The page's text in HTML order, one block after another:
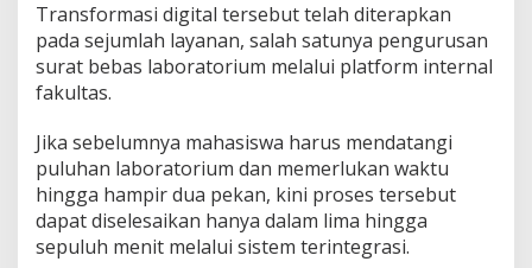
Transformasi digital tersebut telah diterapkan
pada sejumlah layanan, salah satunya pengurusan
surat bebas laboratorium melalui platform internal
fakultas.
Jika sebelumnya mahasiswa harus mendatangi
puluhan laboratorium dan memerlukan waktu
hingga hampir dua pekan, kini proses tersebut
dapat diselesaikan hanya dalam lima hingga
sepuluh menit melalui sistem terintegrasi.